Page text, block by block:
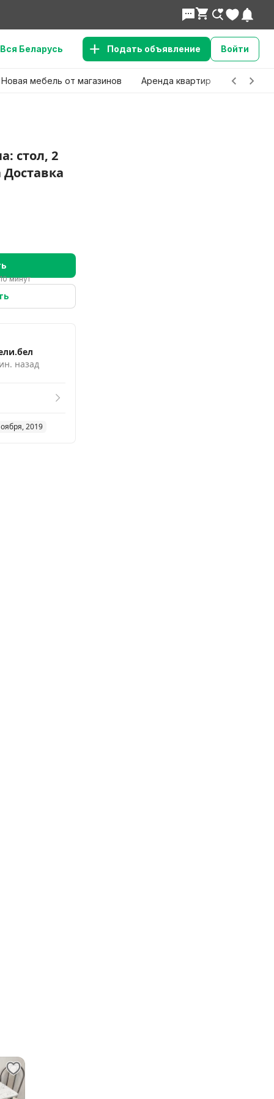
Вся Беларусь Подать объявление Войти
Новая мебель от магазинов Аренда квартир Детские
стол, 2
Доставка
минут
назад
2019